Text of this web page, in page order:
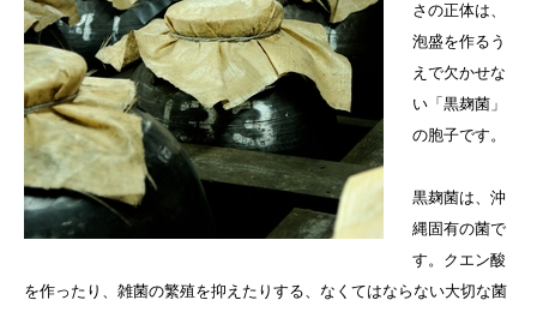
さの正体は、
泡盛を作るう
えで欠かせな
い「黒麹菌」
の胞子です。
黒麹菌は、沖
縄固有の菌で
す。クエン酸
を作ったり、雑菌の繁殖を抑えたりする、なくてはならない大切な菌